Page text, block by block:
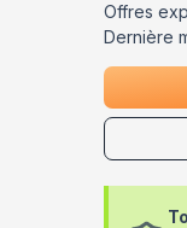
Offres
Dernière